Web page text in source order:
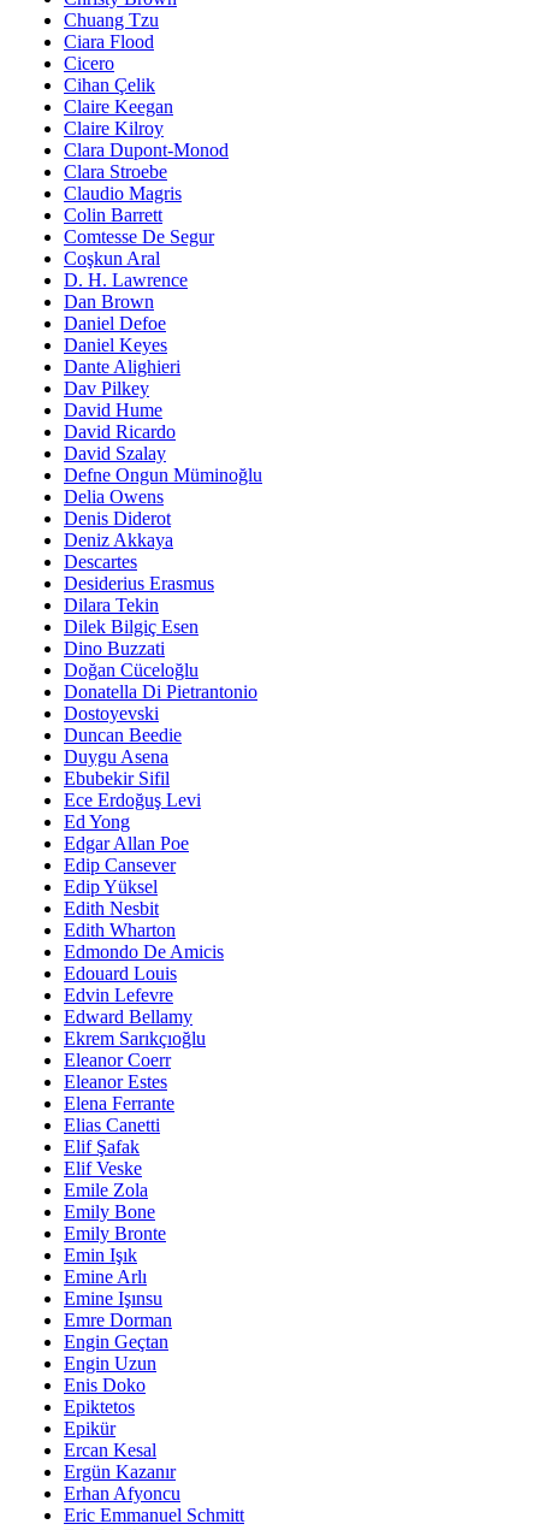
Chuang Tzu
Ciara Flood
Cicero
Cihan Çelik
Claire Keegan
Claire Kilroy
Clara Dupont-Monod
Clara Stroebe
Claudio Magris
Colin Barrett
Comtesse De Segur
Coşkun Aral
D. H. Lawrence
Dan Brown
Daniel Defoe
Daniel Keyes
Dante Alighieri
Dav Pilkey
David Hume
David Ricardo
David Szalay
Defne Ongun Müminoğlu
Delia Owens
Denis Diderot
Deniz Akkaya
Descartes
Desiderius Erasmus
Dilara Tekin
Dilek Bilgiç Esen
Dino Buzzati
Doğan Cüceloğlu
Donatella Di Pietrantonio
Dostoyevski
Duncan Beedie
Duygu Asena
Ebubekir Sifil
Ece Erdoğuş Levi
Ed Yong
Edgar Allan Poe
Edip Cansever
Edip Yüksel
Edith Nesbit
Edith Wharton
Edmondo De Amicis
Edouard Louis
Edvin Lefevre
Edward Bellamy
Ekrem Sarıkçıoğlu
Eleanor Coerr
Eleanor Estes
Elena Ferrante
Elias Canetti
Elif Şafak
Elif Veske
Emile Zola
Emily Bone
Emily Bronte
Emin Işık
Emine Arlı
Emine Işınsu
Emre Dorman
Engin Geçtan
Engin Uzun
Enis Doko
Epiktetos
Epikür
Ercan Kesal
Ergün Kazanır
Erhan Afyoncu
Eric Emmanuel Schmitt